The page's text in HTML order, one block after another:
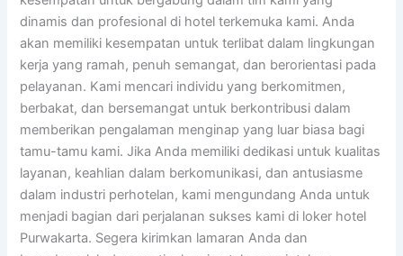
dinamis dan profesional di hotel terkemuka kami. Anda
akan memiliki kesempatan untuk terlibat dalam lingkungan
kerja yang ramah, penuh semangat, dan berorientasi pada
pelayanan. Kami mencari individu yang berkomitmen,
berbakat, dan bersemangat untuk berkontribusi dalam
memberikan pengalaman menginap yang luar biasa bagi
tamu-tamu kami. Jika Anda memiliki dedikasi untuk kualitas
layanan, keahlian dalam berkomunikasi, dan antusiasme
dalam industri perhotelan, kami mengundang Anda untuk
menjadi bagian dari perjalanan sukses kami di loker hotel
Purwakarta. Segera kirimkan lamaran Anda dan